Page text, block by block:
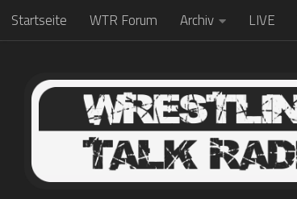
Zum Inhalt springen
Startseite WTR Forum Archiv LIVE